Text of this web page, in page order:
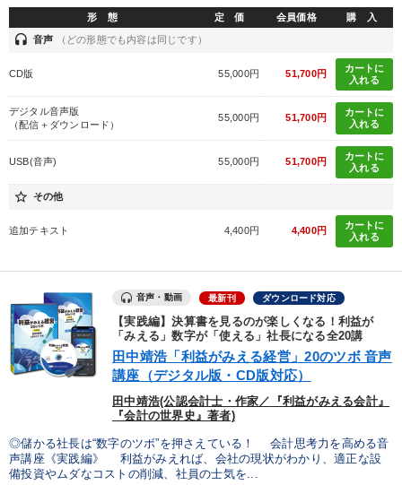
健康・ウェルビーイング ランチェスター戦略
ondemand_video 経営音声・動画を探す refresh 更新する
全国経営者セミナー収録物以外の経営教材（全762タイトル）からお探
しいただけます
カテゴリー
2026年夏季全国経営者セミナー収録講演ＣＤ・講演ＤＶＤ・デジ
タル版（音声／動画ストリーミング・ダウンロード）
【2月】音声・映像
全国経営者セミナー収録〈売れ筋・人気〉音声＆動画20選
営業・社員研修
資産戦略 売上直結の営業力や販売力を獲得する
形 態 定 価 会員価格 購 入
headset 音声 （どの形態でも内容は同じです）
CD版 55,000円 51,700円
カートに
入れる
デジタル音声版
（配信＋ダウンロード）
55,000円 51,700円
カートに
入れる
USB(音声) 55,000円 51,700円
カートに
入れる
star_border その他
追加テキスト 4,400円 4,400円
カートに
入れる
音声・動画 最新刊 ダウンロード対応
【実践編】決算書を見るのが楽しくなる！利益が
「みえる」数字が「使える」社長になる全20講
田中靖浩「利益がみえる経営」20のツボ 音声
講座（デジタル版・CD版対応）
田中靖浩(公認会計士・作家／『利益がみえる会計』
『会計の世界史』著者)
◎儲かる社長は“数字のツボ”を押さえている！ 会計思考力を高める音
声講座《実践編》 利益がみえれば、会社の現状がわかり、適正な設
備投資やムダなコストの削減、社員の士気を...